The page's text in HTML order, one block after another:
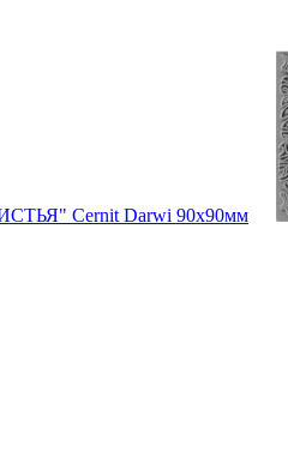
Cernit Darwi 90х90мм